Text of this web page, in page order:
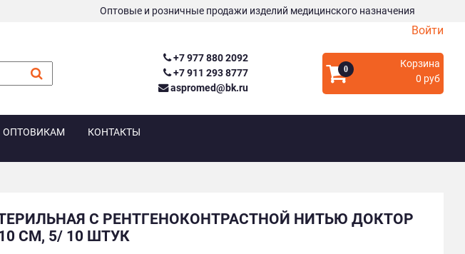
Оптовые и розничные продажи изделий медицинского назначения
Войти
+7 977 880 2092
+7 911 293 8777
aspromed@bk.ru
0
Корзина
0 руб
ОПТОВИКАМ КОНТАКТЫ
С РЕНТГЕНОКОНТРАСТНОЙ НИТЬЮ ДОКТОР
СМ, 5/ 10 ШТУК